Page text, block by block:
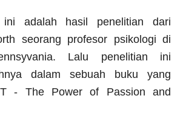
ini adalah hasil penelitian dari
seorang profesor psikologi di
Lalu penelitian ini
dalam sebuah buku yang
- The Power of Passion and